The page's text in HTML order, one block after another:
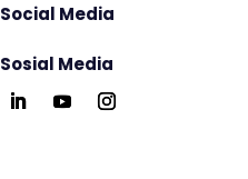
Social Media
Sosial Media